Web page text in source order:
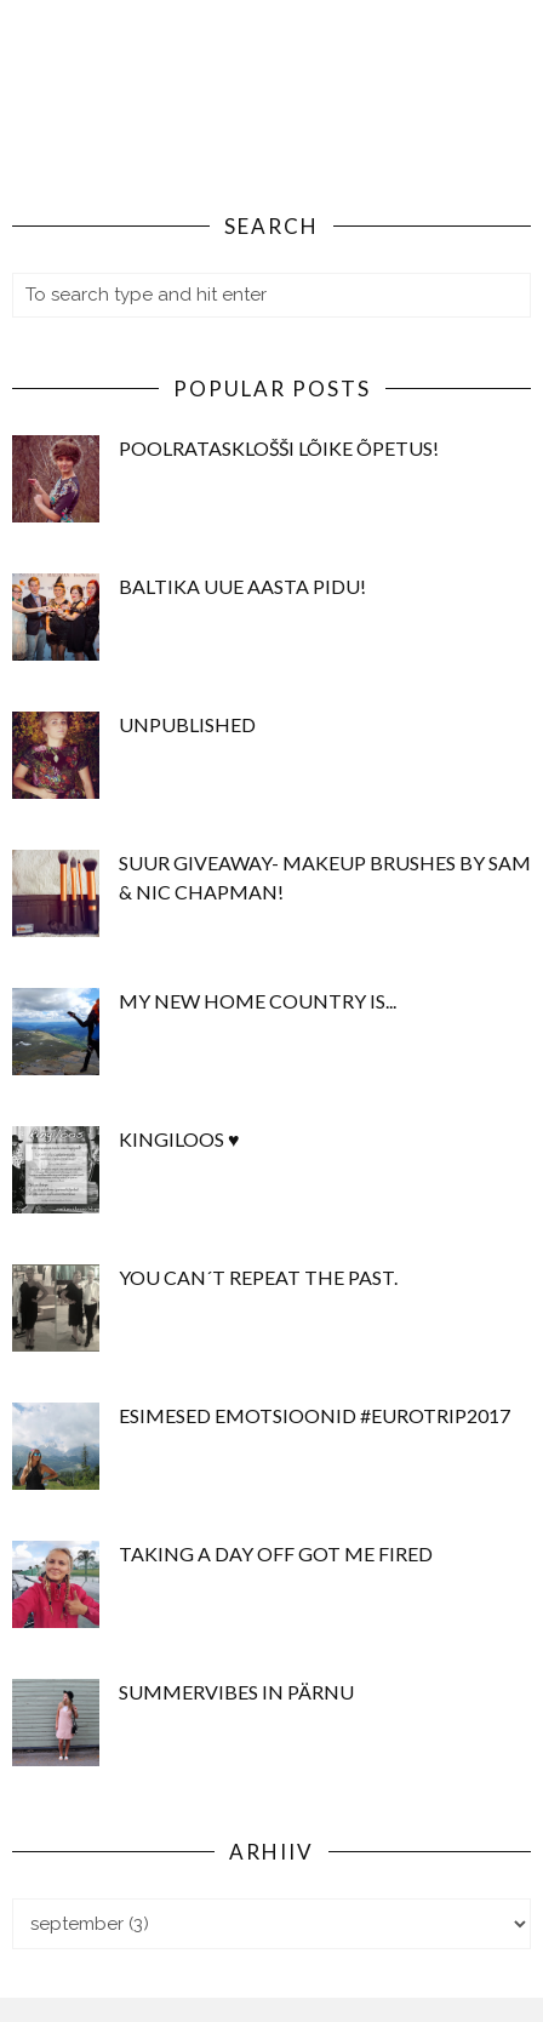
SEARCH
POPULAR POSTS
POOLRATASKLOŠŠI LÕIKE ÕPETUS!
BALTIKA UUE AASTA PIDU!
UNPUBLISHED
SUUR GIVEAWAY- MAKEUP BRUSHES BY SAM
& NIC CHAPMAN!
MY NEW HOME COUNTRY IS...
KINGILOOS ♥
YOU CAN´T REPEAT THE PAST.
ESIMESED EMOTSIOONID #EUROTRIP2017
TAKING A DAY OFF GOT ME FIRED
SUMMERVIBES IN PÄRNU
ARHIIV